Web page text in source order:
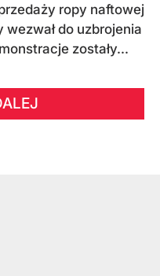
ropy naftowej
do uzbrojenia
zostały...